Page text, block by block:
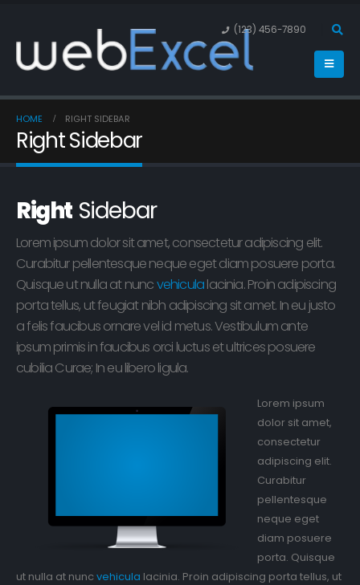
(123) 456-7890
HOME RIGHT SIDEBAR
Right Sidebar
Right Sidebar
Lorem ipsum dolor sit amet, consectetur adipiscing elit.
Curabitur pellentesque neque eget diam posuere porta.
Quisque ut nulla at nuncvehiculalacinia. Proin adipiscing
porta tellus, ut feugiat nibh adipiscing sit amet. In eu justo
a felis faucibus ornare vel id metus. Vestibulum ante
ipsum primis in faucibus orci luctus et ultrices posuere
cubilia Curae; In eu libero ligula.
Lorem ipsum
dolor sit amet,
consectetur
adipiscing elit.
Curabitur
pellentesque
neque eget
diam posuere
porta. Quisque
ut nulla at nunc vehicula lacinia. Proin adipiscing porta tellus, ut